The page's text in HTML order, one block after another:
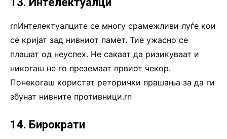
rnИнтелектуалците се многу срамежливи луѓе кои
се кријат зад нивниот памет. Тие ужасно се
плашат од неуспех. Не сакаат да ризикуваат и
никогаш не го преземаат првиот чекор.
Понекогаш користат реторички прашања за да ги
збунат нивните противници.rn
14. Бирократи